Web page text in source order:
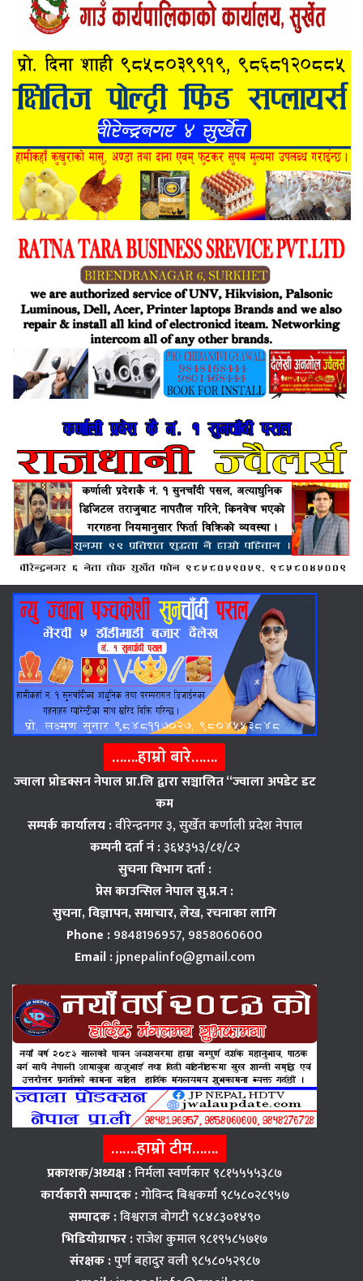
…….हाम्राे बारे…….
ज्वाला प्राेडक्सन नेपाल प्रा.लि द्वारा सञ्चालित “ज्वाला अपडेट डट
कम
सम्पर्क कार्यालय :वीरेन्द्रनगर ३, सुर्खेत कर्णाली प्रदेश नेपाल
कम्पनी दर्ता नं :३६४३५३/८१/८२
सुचना विभाग दर्ता :
प्रेस काउन्सिल नेपाल सु.प्र.न :
सुचना, विज्ञापन,समाचार, लेख, रचनाका लागि
Phone :9848196957, 9858060600
Email :jpnepalinfo@gmail.com
…….हाम्रो टीम…….
प्रकाशक/अध्यक्ष :निर्मला स्वर्णकार ९८१५५५५३८७
कार्यकारी सम्पादक :गोविन्द बिश्वकर्मा ९८५८०२८९५७
सम्पादक :विश्वराज बाेगटी ९८४८३०१४९०
भिडियोग्राफर :राजेश कुमाल ९८१९५८५७१७
संरक्षक :पुर्ण बहादुर वली ९८५८०५२९८७